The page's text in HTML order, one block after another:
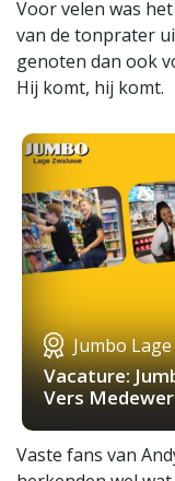
Voor velen was
van de tonprater
genoten dan ook
Hij komt, hij komt.
Jumbo
Vacature:
Vers
Vaste fans van